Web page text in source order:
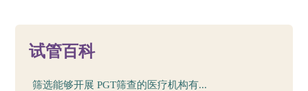
试管百科
筛选能够开展 PGT筛查的医疗机构有...